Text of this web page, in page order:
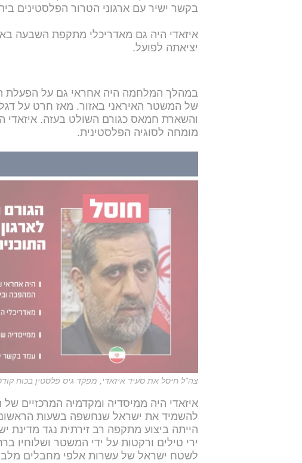
בקשר ישיר עם ארגוני הטרור הפלסטינים
איזאדי היה גם מאדריכלי מתקפת השבעה
יציאתה לפועל.
במהלך המלחמה היה אחראי גם על הפעלת
של המשטר האיראני באזור. מאז חרט על
והשארת חמאס כגורם השולט בעזה. איזאדי
מומחה לסוגיה הפלסטינית.
צה"ל חיסל את סעיד איזאדי, מפקד גיס פלסטין בכוח
איזאדי היה ממיסדיה ומקדמיה המרכזיים
להשמיד את ישראל שנחשפה בשעות
הייתה ביצוע מתקפה רב זירתית נגד
ירי טילים ורקטות על ידי המשטר ושלוחיו
לשטח ישראל של עשרות אלפי מחבלים